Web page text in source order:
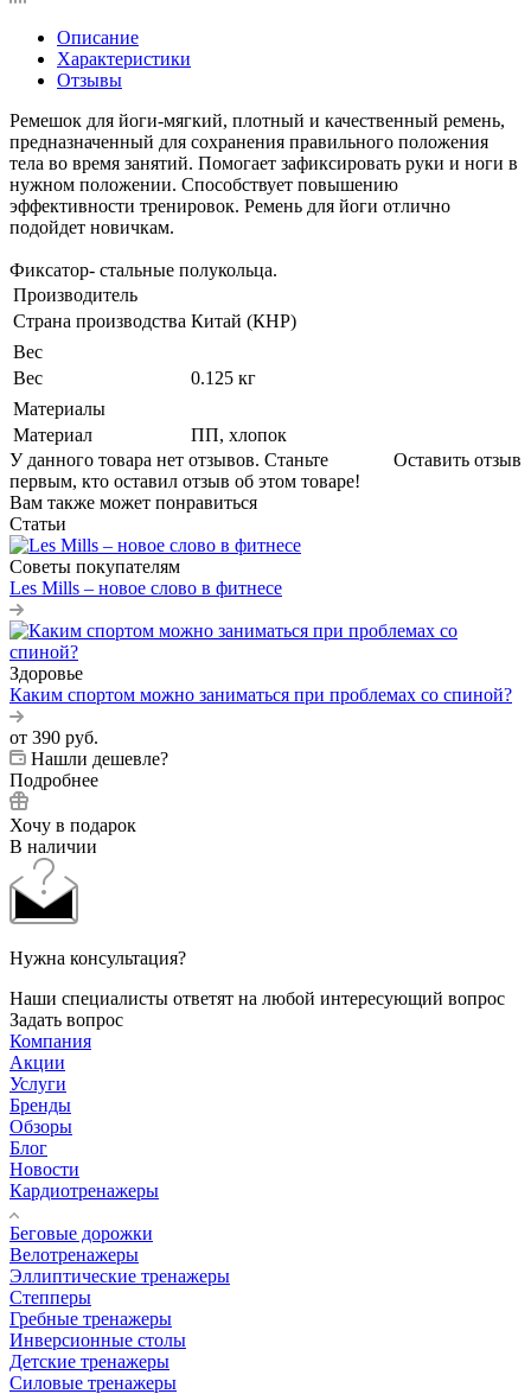
Описание
Характеристики
Отзывы
Ремешок для йоги-мягкий, плотный и качественный ремень,
предназначенный для сохранения правильного положения
тела во время занятий. Помогает зафиксировать руки и ноги в
нужном положении. Способствует повышению
эффективности тренировок. Ремень для йоги отлично
подойдет новичкам.
Фиксатор- стальные полукольца.
Производитель
Страна производства Китай (КНР)
Вес
Вес
0.125 кг
Материалы
Материал
ПП, хлопок
Оставить отзыв
У данного товара нет отзывов. Станьте
первым, кто оставил отзыв об этом товаре!
Вам также может понравиться
Статьи
Советы покупателям
Les Mills – новое слово в фитнесе
Здоровье
Каким спортом можно заниматься при проблемах со спиной?
от 390 руб.
Нашли дешевле?
Подробнее
Хочу в подарок
В наличии
Нужна консультация?
Наши специалисты ответят на любой интересующий вопрос
Задать вопрос
Компания
Акции
Услуги
Бренды
Обзоры
Блог
Новости
Кардиотренажеры
Беговые дорожки
Велотренажеры
Эллиптические тренажеры
Степперы
Гребные тренажеры
Инверсионные столы
Детские тренажеры
Силовые тренажеры